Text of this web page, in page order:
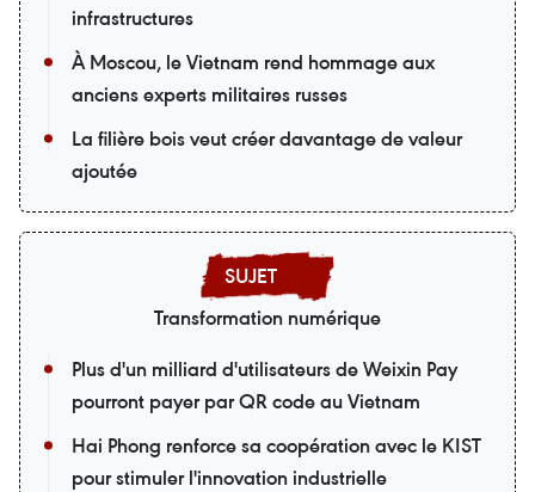
infrastructures
À Moscou, le Vietnam rend hommage aux
anciens experts militaires russes
La filière bois veut créer davantage de valeur
ajoutée
Transformation numérique
Plus d'un milliard d'utilisateurs de Weixin Pay
pourront payer par QR code au Vietnam
Hai Phong renforce sa coopération avec le KIST
pour stimuler l'innovation industrielle